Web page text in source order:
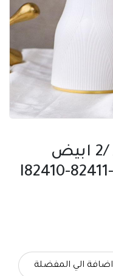
طقم دلة تيرموس ورد /2 ابيض
اضافة الي المفضلة